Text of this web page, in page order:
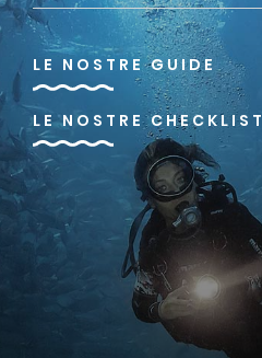
LE NOSTRE GUIDE
LE NOSTRE CHECKLIST